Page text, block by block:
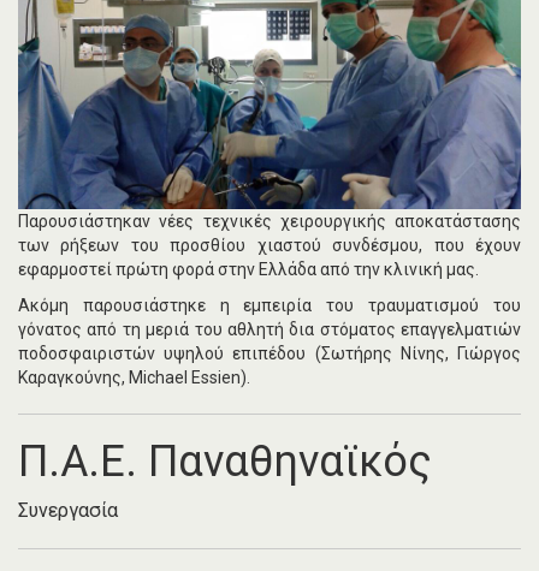
Παρουσιάστηκαν νέες τεχνικές χειρουργικής αποκατάστασης
των ρήξεων του προσθίου χιαστού συνδέσμου, που έχουν
εφαρμοστεί πρώτη φορά στην Ελλάδα από την κλινική μας.
Ακόμη παρουσιάστηκε η εμπειρία του τραυματισμού του
γόνατος από τη μεριά του αθλητή δια στόματος επαγγελματιών
ποδοσφαιριστών υψηλού επιπέδου (Σωτήρης Νίνης, Γιώργος
Καραγκούνης, Michael Essien).
Π.Α.Ε. Παναθηναϊκός
Συνεργασία